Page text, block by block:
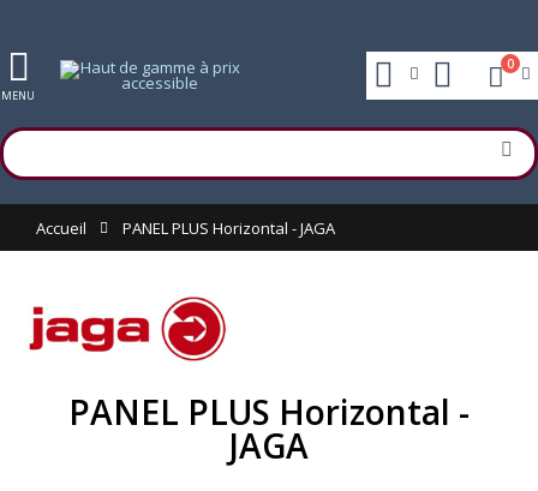
MENU
0
Accueil PANEL PLUS Horizontal - JAGA
PANEL PLUS Horizontal -
JAGA